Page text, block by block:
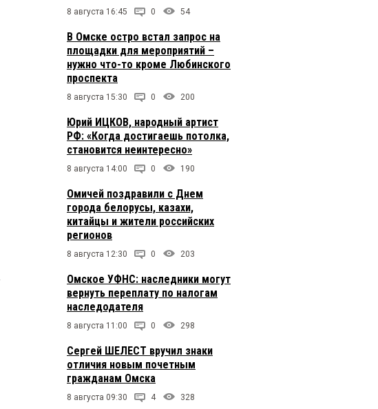
8 августа 16:45 0 54
В Омске остро встал запрос на
площадки для мероприятий –
нужно что-то кроме Любинского
проспекта
8 августа 15:30 0 200
Юрий ИЦКОВ, народный артист
РФ: «Когда достигаешь потолка,
становится неинтересно»
8 августа 14:00 0 190
Омичей поздравили с Днем
города белорусы, казахи,
китайцы и жители российских
регионов
8 августа 12:30 0 203
Омское УФНС: наследники могут
вернуть переплату по налогам
наследодателя
8 августа 11:00 0 298
Сергей ШЕЛЕСТ вручил знаки
отличия новым почетным
гражданам Омска
8 августа 09:30 4 328